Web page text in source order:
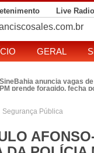
Live Radio
GERAL
SineBahia anuncia vagas
PM prende foragido, fecha
Segurança Pública